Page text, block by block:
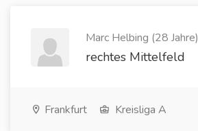
Marc Helbing (28 Jahre)
rechtes Mittelfeld
Frankfurt Kreisliga A